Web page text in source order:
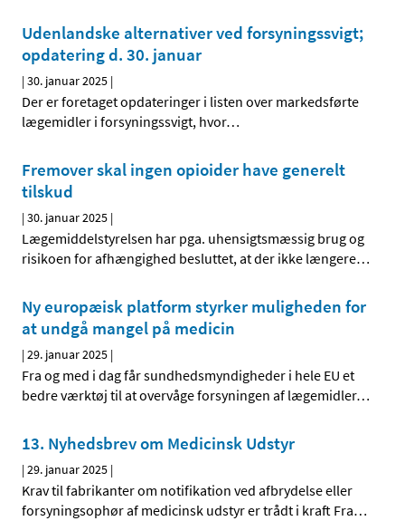
Udenlandske alternativer ved forsyningssvigt;
opdatering d. 30. januar
|30. januar 2025 |
Der er foretaget opdateringer i listen over markedsførte
lægemidler i forsyningssvigt, hvor…
Fremover skal ingen opioider have generelt
tilskud
|30. januar 2025 |
Lægemiddelstyrelsen har pga. uhensigtsmæssig brug og
risikoen for afhængighed besluttet, at der ikke længere…
Ny europæisk platform styrker muligheden for
at undgå mangel på medicin
|29. januar 2025 |
Fra og med i dag får sundhedsmyndigheder i hele EU et
bedre værktøj til at overvåge forsyningen af lægemidler…
13. Nyhedsbrev om Medicinsk Udstyr
|29. januar 2025 |
Krav til fabrikanter om notifikation ved afbrydelse eller
forsyningsophør af medicinsk udstyr er trådt i kraft Fra…